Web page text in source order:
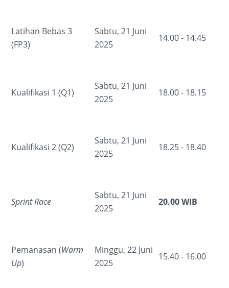
Latihan Bebas 3
(FP3)
Sabtu, 21 Juni
2025
14.00 - 14.45
Kualifikasi 1 (Q1)
Sabtu, 21 Juni
2025
18.00 - 18.15
Kualifikasi 2 (Q2)
Sabtu, 21 Juni
2025
18.25 - 18.40
Sprint Race
Sabtu, 21 Juni
2025
20.00 WIB
Pemanasan (Warm
Up)
Minggu, 22 Juni
2025
15.40 - 16.00